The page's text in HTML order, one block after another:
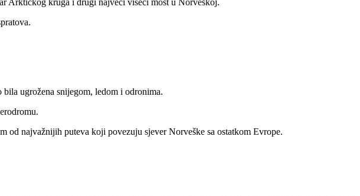
ugrožena snijegom, ledom i odronima.
od najvažnijih puteva koji povezuju sjever Norveške sa ostatkom Evrope.